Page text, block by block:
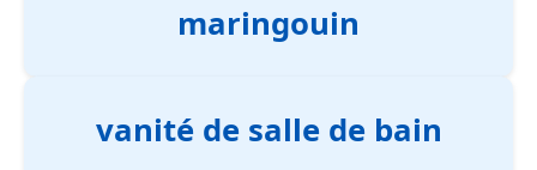
maringouin
vanité de salle de bain